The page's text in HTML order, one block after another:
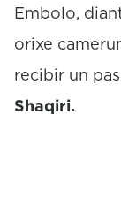
Embolo,
orixe
recibir un
Shaqiri.